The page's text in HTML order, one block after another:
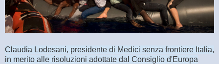
Claudia Lodesani, presidente di Medici senza frontiere Italia,
in merito alle risoluzioni adottate dal Consiglio d'Europa